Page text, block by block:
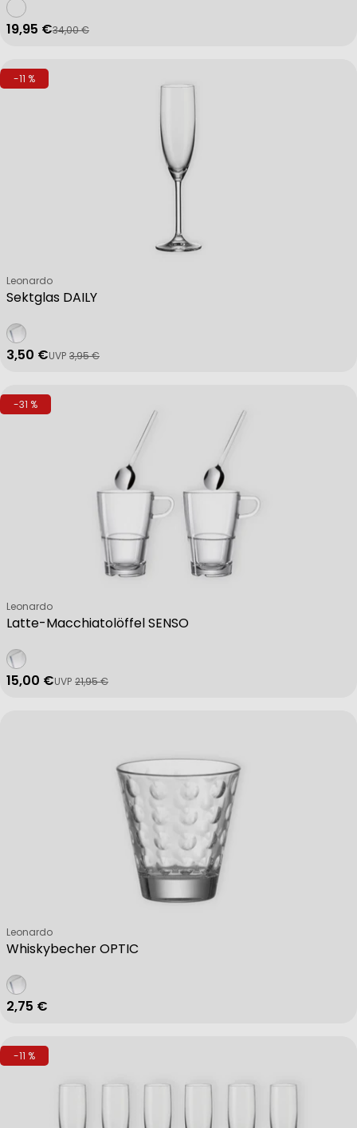
Verkaufspreis
19,95 €
Regulärer Preis
34,00 €
-11 %
Sektglas DAILY
Verkäufer:
Leonardo
Verkaufspreis
3,50 €
Regulärer Preis
UVP 3,95 €
-31 %
Latte-Macchiatolöffel SENSO
Verkäufer:
Leonardo
Verkaufspreis
15,00 €
Regulärer Preis
UVP 21,95 €
Whiskybecher OPTIC
Verkäufer:
Leonardo
Regulärer Preis
2,75 €
-11 %